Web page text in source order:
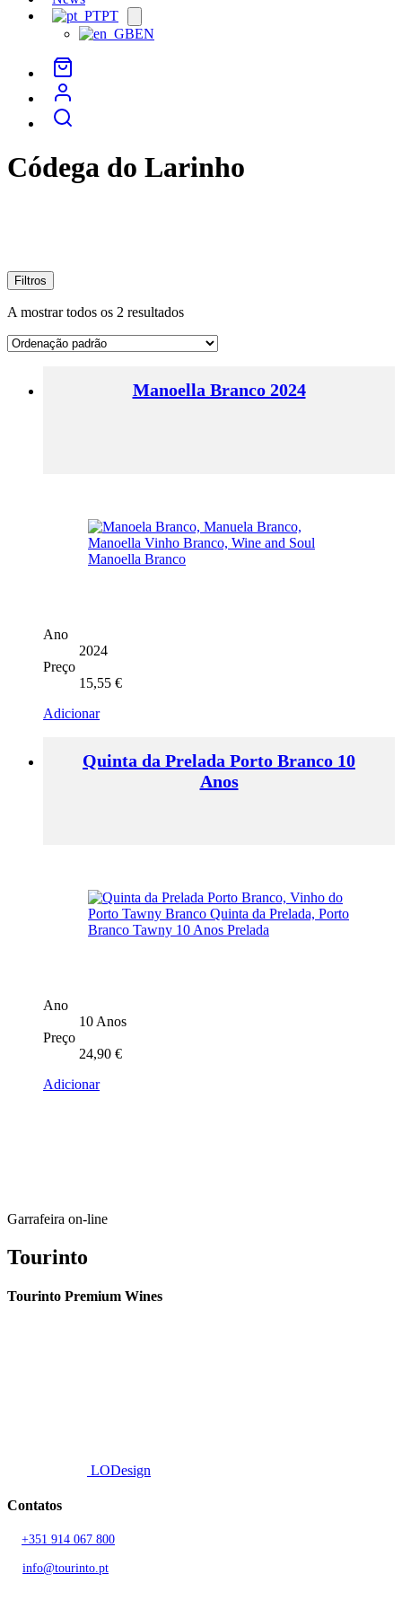
PT
menu
EN
Códega do Larinho
Filtros
A mostrar todos os 2 resultados
Manoella Branco 2024
Ano
2024
Preço
15,55 €
Adicionar
Quinta da Prelada Porto Branco 10
Anos
Ano
10 Anos
Preço
24,90 €
Adicionar
Garrafeira on-line
Tourinto
Tourinto Premium Wines
LODesign
Contatos
+351 914 067 800
info@tourinto.pt